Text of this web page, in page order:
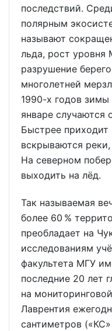
последствий.
полярным
называют
льда, рост уровня
разрушение
многолетней
1990-х годов
январе случаются
Быстрее приходит
вскрываются
На северном
выходить на лёд.
Так называемая
более 60 %
преобладает на
исследованиям
факультета МГУ
последние 20 лет
на
Лаврентия
сантиметров